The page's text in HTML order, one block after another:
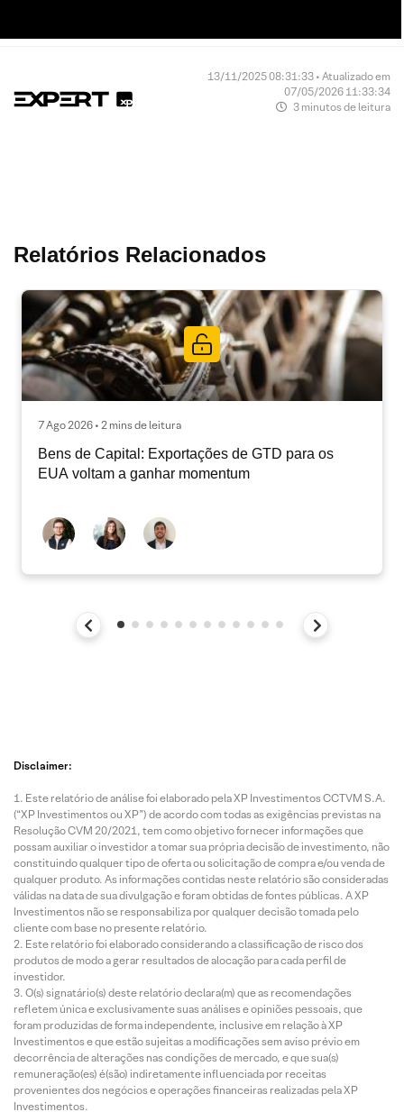
13/11/2025 08:31:33 • Atualizado em
07/05/2026 11:33:34
3 minutos de leitura
Relatórios Relacionados
7 Ago 2026 • 2 mins de leitura
Bens de Capital: Exportações de GTD para os
EUA voltam a ganhar momentum
Disclaimer:
Este relatório de análise foi elaborado pela XP Investimentos CCTVM S.A.
(“XP Investimentos ou XP”) de acordo com todas as exigências previstas na
Resolução CVM 20/2021, tem como objetivo fornecer informações que
possam auxiliar o investidor a tomar sua própria decisão de investimento, não
constituindo qualquer tipo de oferta ou solicitação de compra e/ou venda de
qualquer produto. As informações contidas neste relatório são consideradas
válidas na data de sua divulgação e foram obtidas de fontes públicas. A XP
Investimentos não se responsabiliza por qualquer decisão tomada pelo
cliente com base no presente relatório.
Este relatório foi elaborado considerando a classificação de risco dos
produtos de modo a gerar resultados de alocação para cada perfil de
investidor.
O(s) signatário(s) deste relatório declara(m) que as recomendações
refletem única e exclusivamente suas análises e opiniões pessoais, que
foram produzidas de forma independente, inclusive em relação à XP
Investimentos e que estão sujeitas a modificações sem aviso prévio em
decorrência de alterações nas condições de mercado, e que sua(s)
remuneração(es) é(são) indiretamente influenciada por receitas
provenientes dos negócios e operações financeiras realizadas pela XP
Investimentos.